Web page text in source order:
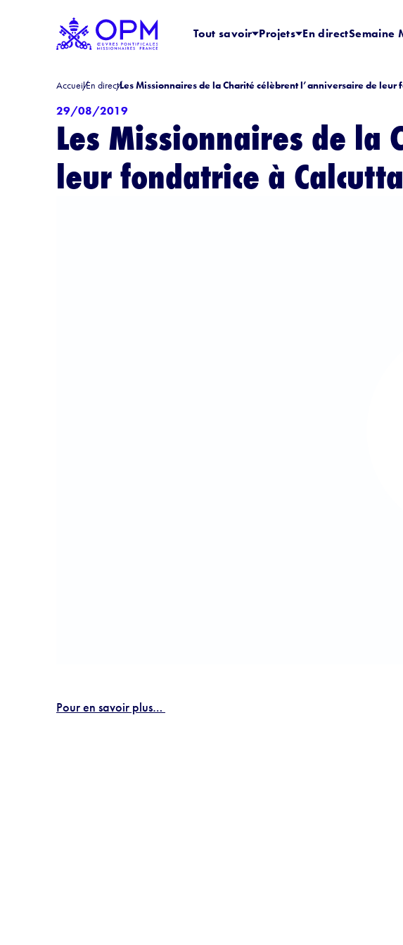
Tout savoir Projets En directSemaine
AccueilEn directLes Missionnaires de la Charité célèbrent l’anniversaire de leur
29/08/2019
Les Missionnaires de la
leur fondatrice à Calcutta
Pour en savoir plus…